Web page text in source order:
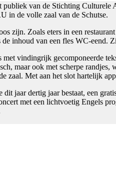
van de Stichting
in de volle zaal van de Schutse.
zijn. Zoals eters in een
inhoud van een fles WC-eend.
met vindingrijk gecomponeerde
maar ook met scherpe
zaal. Met aan het slot hartelijk
jaar dertig jaar bestaat, een
met een lichtvoetig Engels